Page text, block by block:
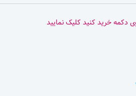
دکمه خرید کنید کلیک نمایید